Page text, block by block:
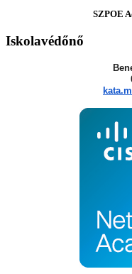
SZPOE
Iskolavédőnő